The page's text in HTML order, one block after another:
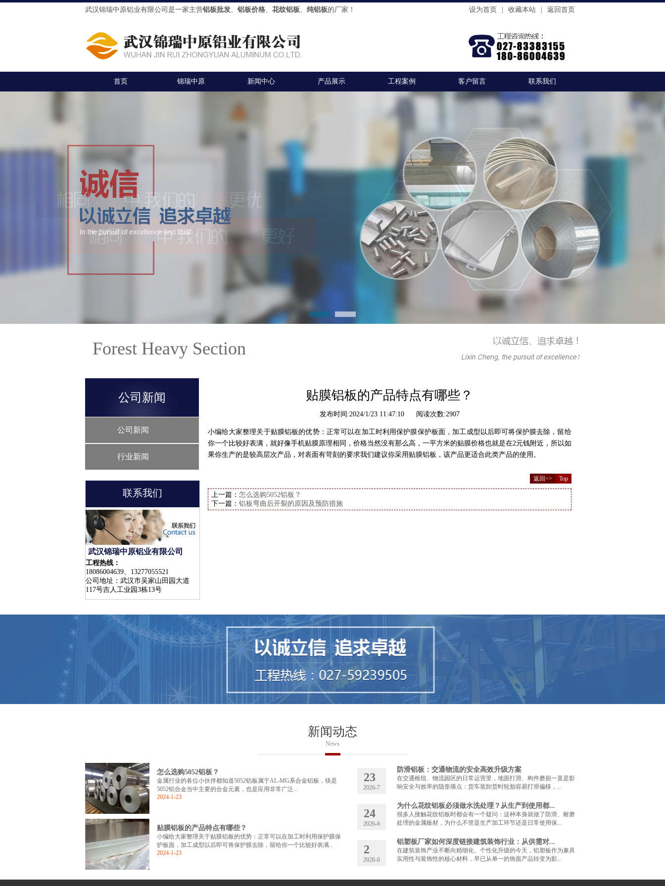
武汉锦瑞中原铝业有限公司是一家主营铝板批发、 铝板价格、 花纹铝板、 纯铝板的厂家！ 设为首页 收藏本站 返回首页
首页 锦瑞中原 新闻中心 产品展示 工程案例 客户留言 联系我们
Forest Heavy Section
公司新闻
公司新闻
行业新闻
联系我们
武汉锦瑞中原铝业有限公司
工程热线：
18086004639、13277055521
公司地址：武汉市吴家山田园大道
117号吉人工业园3栋13号
贴膜铝板的产品特点有哪些？
发布时间:2024/1/23 11:47:10 阅读次数:2907
小编给大家整理关于贴膜铝板的优势：正常可以在加工时利用保护膜保护板面，加工成型以后即可将保护膜去除，留给
你一个比较好表满，就好像手机贴膜原理相同，价格当然没有那么高，一平方米的贴膜价格也就是在2元钱附近，所以如
果你生产的是较高层次产品，对表面有苛刻的要求我们建议你采用贴膜铝板，该产品更适合此类产品的使用。
返回>> Top
上一篇： 怎么选购5052铝板？
下一篇： 铝板弯曲后开裂的原因及预防措施
新闻动态
News
怎么选购5052铝板？
金属行业的各位小伙伴都知道5052铝板属于AL-MG系合金铝板，镁是
5052铝合金当中主要的合金元素，也是应用非常广泛...
2024-1-23
贴膜铝板的产品特点有哪些？
小编给大家整理关于贴膜铝板的优势：正常可以在加工时利用保护膜保
护板面，加工成型以后即可将保护膜去除，留给你一个比较好表满...
2024-1-23
23
2026-7
防滑铝板：交通物流的安全高效升级方案
在交通枢纽、物流园区的日常运营里，地面打滑、构件磨损一直是影
响安全与效率的隐形痛点：货车装卸货时轮胎容易打滑偏移，...
24
2026-6
为什么花纹铝板必须做水洗处理？从生产到使用都...
很多人接触花纹铝板时都会有一个疑问：这种本身就做了防滑、耐磨
处理的金属板材，为什么不管是生产加工环节还是日常使用保...
2
2026-6
铝塑板厂家如何深度链接建筑装饰行业：从供需对...
在建筑装饰产业不断向精细化、个性化升级的今天，铝塑板作为兼具
实用性与装饰性的核心材料，早已从单一的饰面产品转变为影...